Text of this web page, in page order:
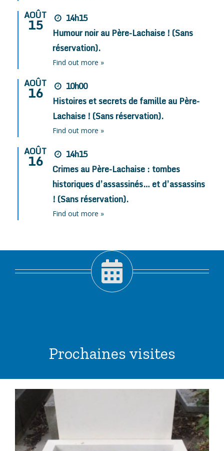
AOÛT
15
14h15
Humour noir au Père-Lachaise ! (Sans
réservation).
Find out more »
AOÛT
16
10h00
Histoires et secrets de famille au Père-
Lachaise ! (Sans réservation).
Find out more »
AOÛT
16
14h15
Crimes au Père-Lachaise : tombes
historiques d’assassinés… et d’assassins
! (Sans réservation).
Find out more »
Prochaines visites